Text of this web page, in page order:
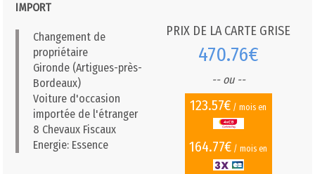
IMPORT
Changement de
propriétaire
Gironde (Artigues-près-
Bordeaux)
Voiture d'occasion
importée de l'étranger
8 Chevaux Fiscaux
Energie: Essence
PRIX DE LA CARTE GRISE
470.76€
-- ou --
123.57€ / mois en
164.77€ / mois en